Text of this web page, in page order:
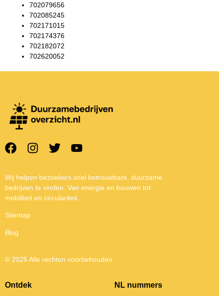
702079656
702085245
702171015
702174376
702182072
702620052
Wij helpen bezoekers snel betrouwbare, duurzame
bedrijven te vinden. Van energie en bouwen tot
mobiliteit en circulariteit.
Sitemap
Blog
© 2025 Alle rechten voorbehouden
Ontdek NL nummers